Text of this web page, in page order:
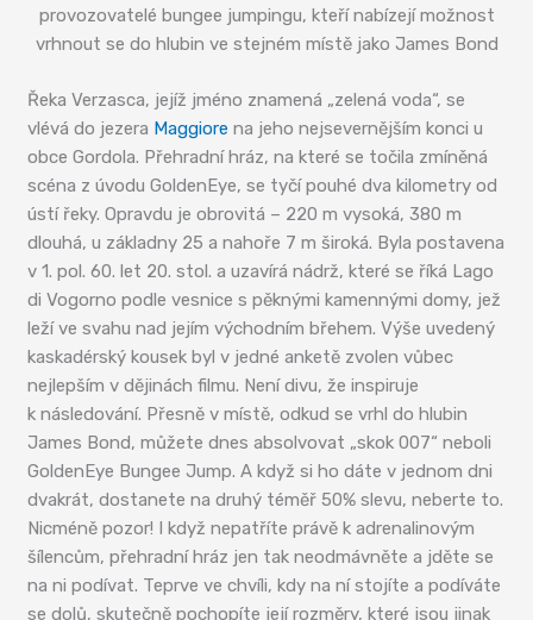
provozovatelé bungee jumpingu, kteří nabízejí možnost
vrhnout se do hlubin ve stejném místě jako James Bond
Řeka Verzasca, jejíž jméno znamená „zelená voda“, se
vlévá do jezera Maggiore na jeho nejsevernějším konci u
obce Gordola. Přehradní hráz, na které se točila zmíněná
scéna z úvodu GoldenEye, se tyčí pouhé dva kilometry od
ústí řeky. Opravdu je obrovitá – 220 m vysoká, 380 m
dlouhá, u základny 25 a nahoře 7 m široká. Byla postavena
v 1. pol. 60. let 20. stol. a uzavírá nádrž, které se říká Lago
di Vogorno podle vesnice s pěknými kamennými domy, jež
leží ve svahu nad jejím východním břehem. Výše uvedený
kaskadérský kousek byl v jedné anketě zvolen vůbec
nejlepším v dějinách filmu. Není divu, že inspiruje
k následování. Přesně v místě, odkud se vrhl do hlubin
James Bond, můžete dnes absolvovat „skok 007“ neboli
GoldenEye Bungee Jump. A když si ho dáte v jednom dni
dvakrát, dostanete na druhý téměř 50% slevu, neberte to.
Nicméně pozor! I když nepatříte právě k adrenalinovým
šílencům, přehradní hráz jen tak neodmávněte a jděte se
na ni podívat. Teprve ve chvíli, kdy na ní stojíte a podíváte
se dolů, skutečně pochopíte její rozměry, které jsou jinak